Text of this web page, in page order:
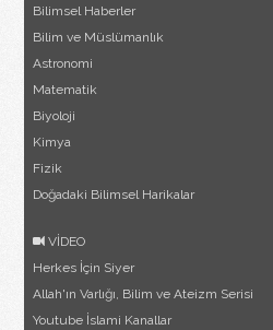
Bilimsel Haberler
Bilim ve Müslümanlık
Astronomi
Matematik
Biyoloji
Kimya
Fizik
Doğadaki Bilimsel Harikalar
VİDEO
Herkes İçin Siyer
Allah'ın Varlığı, Bilim ve Ateizm Serisi
Youtube İslami Kanallar